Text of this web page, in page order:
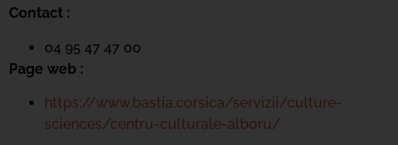
Contact :
04 95 47 47 00
Page web :
https://www.bastia.corsica/servizii/culture-
sciences/centru-culturale-alboru/